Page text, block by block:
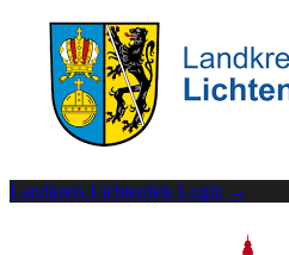
Landkreis Lichtenfels Login →